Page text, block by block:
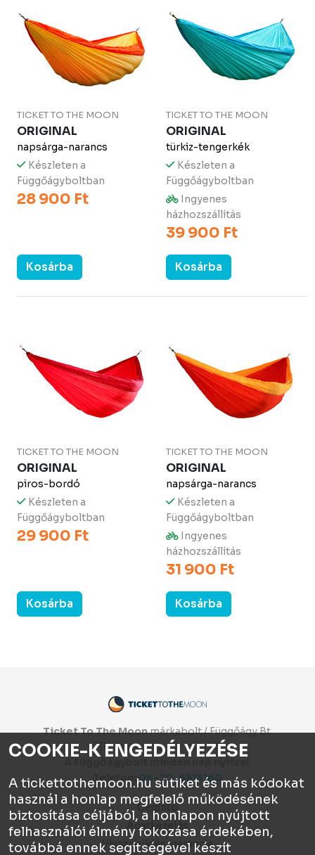
TICKET TO THE MOON
ORIGINAL
napsárga-narancs
Készleten a
Függőágyboltban
28 900 Ft
Kosárba
TICKET TO THE MOON
ORIGINAL
türkiz-tengerkék
Készleten a
Függőágyboltban
Ingyenes
házhozszállítás
39 900 Ft
Kosárba
TICKET TO THE MOON
ORIGINAL
piros-bordó
Készleten a
Függőágyboltban
29 900 Ft
Kosárba
TICKET TO THE MOON
ORIGINAL
napsárga-narancs
Készleten a
Függőágyboltban
Ingyenes
házhozszállítás
31 900 Ft
Kosárba
Ticket To The Moonmárkabolt / Függőágy Bt.
1112 Budapest, Olt utca 10.
Telefon:06-70-6513160
Céginfo
Adatkezelés
Visszaküldés, garancia
COOKIE-K ENGEDÉLYEZÉSE
A tickettothemoon.hu sütiket és más kódokat
használ a honlap megfelelő működésének
biztosítása céljából, a honlapon nyújtott
felhasználói élmény fokozása érdekében,
továbbá ennek segítségével készít